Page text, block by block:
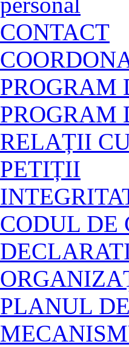
CONTACT
PROGRAM
PROGRAM
RELAȚII
PETIȚII
CODUL DE
PLANUL